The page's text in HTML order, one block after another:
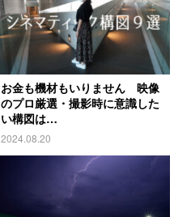
お金も機材もいりません 映像
のプロ厳選・撮影時に意識した
い構図は…
2024.08.20